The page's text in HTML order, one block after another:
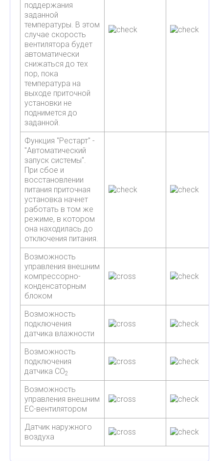
поддержания
заданной
температуры. В этом
случае скорость
вентилятора будет
автоматически
снижаться до тех
пор, пока
температура на
выходе приточной
установки не
поднимется до
заданной.
Функция "Рестарт" -
"Автоматический
запуск системы".
При сбое и
восстановлении
питания приточная
установка начнет
работать в том же
режиме, в котором
она находилась до
отключения питания.
Возможность
управления внешним
компрессорно-
конденсаторным
блоком
Возможность
подключения
датчика влажности
Возможность
подключения
датчика СО2
Возможность
управления внешним
ЕС-вентилятором
Датчик наружного
воздуха